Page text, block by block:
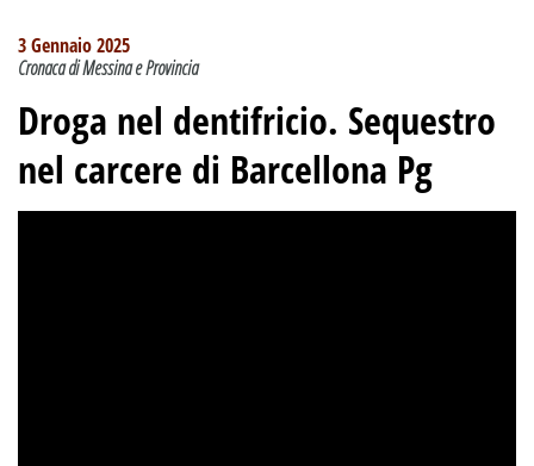
3 Gennaio 2025
Cronaca di Messina e Provincia
Droga nel dentifricio. Sequestro
nel carcere di Barcellona Pg